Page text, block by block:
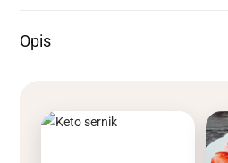
Opis